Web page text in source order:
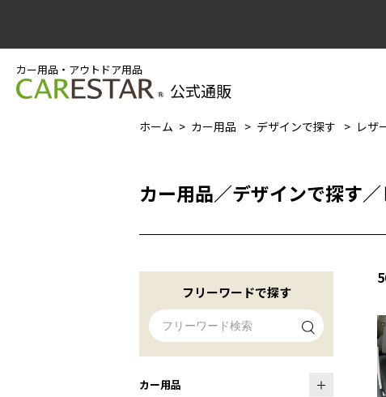
カー用品・アウトドア用品
公式通販
ホーム カー用品 デザインで探す レザ
カー用品／デザインで探す／
フリーワードで探す
カー用品